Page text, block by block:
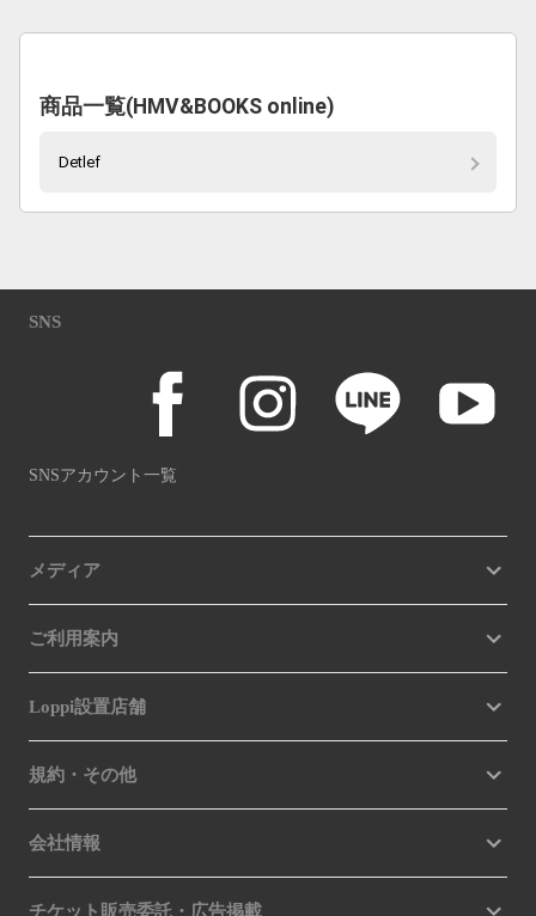
商品一覧(HMV&BOOKS online)
Detlef
SNS
SNSアカウント一覧
メディア
ご利用案内
Loppi設置店舗
規約・その他
会社情報
チケット販売委託・広告掲載